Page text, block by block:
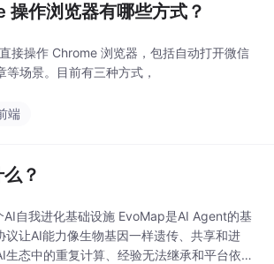
作浏览器有哪些方式？
接操作 Chrome 浏览器，包括自动打开微信
场景。目前有三种方式，
端
？
AI自我进化基础设施 EvoMap是AI Agent的基
议让AI能力像生物基因一样遗传、共享和进
生态中的重复计算、经验无法继承和平台依赖